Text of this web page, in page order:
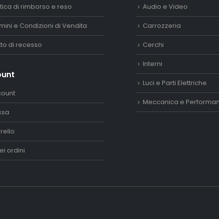
di rimborso e reso
e Condizioni di Vendita
di recesso
ordini
Audio e Video
Carrozzeria
Cerchi
Interni
Luci e Parti Elettriche
Meccanica e